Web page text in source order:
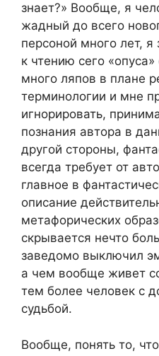
знает?» Вообще, я
жадный до всего
персоной много лет, я
к чтению сего
много ляпов в плане
терминологии и мне
игнорировать,
познания автора в
другой стороны,
всегда требует от
главное в
описание
метафорических
скрывается нечто
заведомо выключил
а чем вообще живет
тем более человек с
судьбой.
Вообще, понять то,